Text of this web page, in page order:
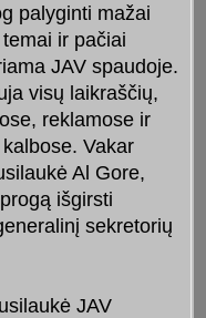
palyginti mažai
ir pačiai
JAV spaudoje.
visų laikraščių,
reklamose ir
Vakar
Al Gore,
išgirsti
sekretorių
JAV